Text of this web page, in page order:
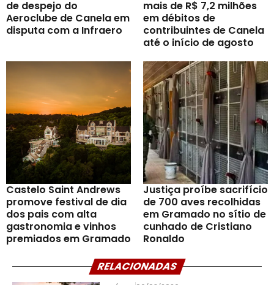
de despejo do
Aeroclube de Canela em
disputa com a Infraero
mais de R$ 7,2 milhões
em débitos de
contribuintes de Canela
até o início de agosto
Castelo Saint Andrews
promove festival de dia
dos pais com alta
gastronomia e vinhos
premiados em Gramado
Justiça proíbe sacrifício
de 700 aves recolhidas
em Gramado no sítio de
cunhado de Cristiano
Ronaldo
RELACIONADAS